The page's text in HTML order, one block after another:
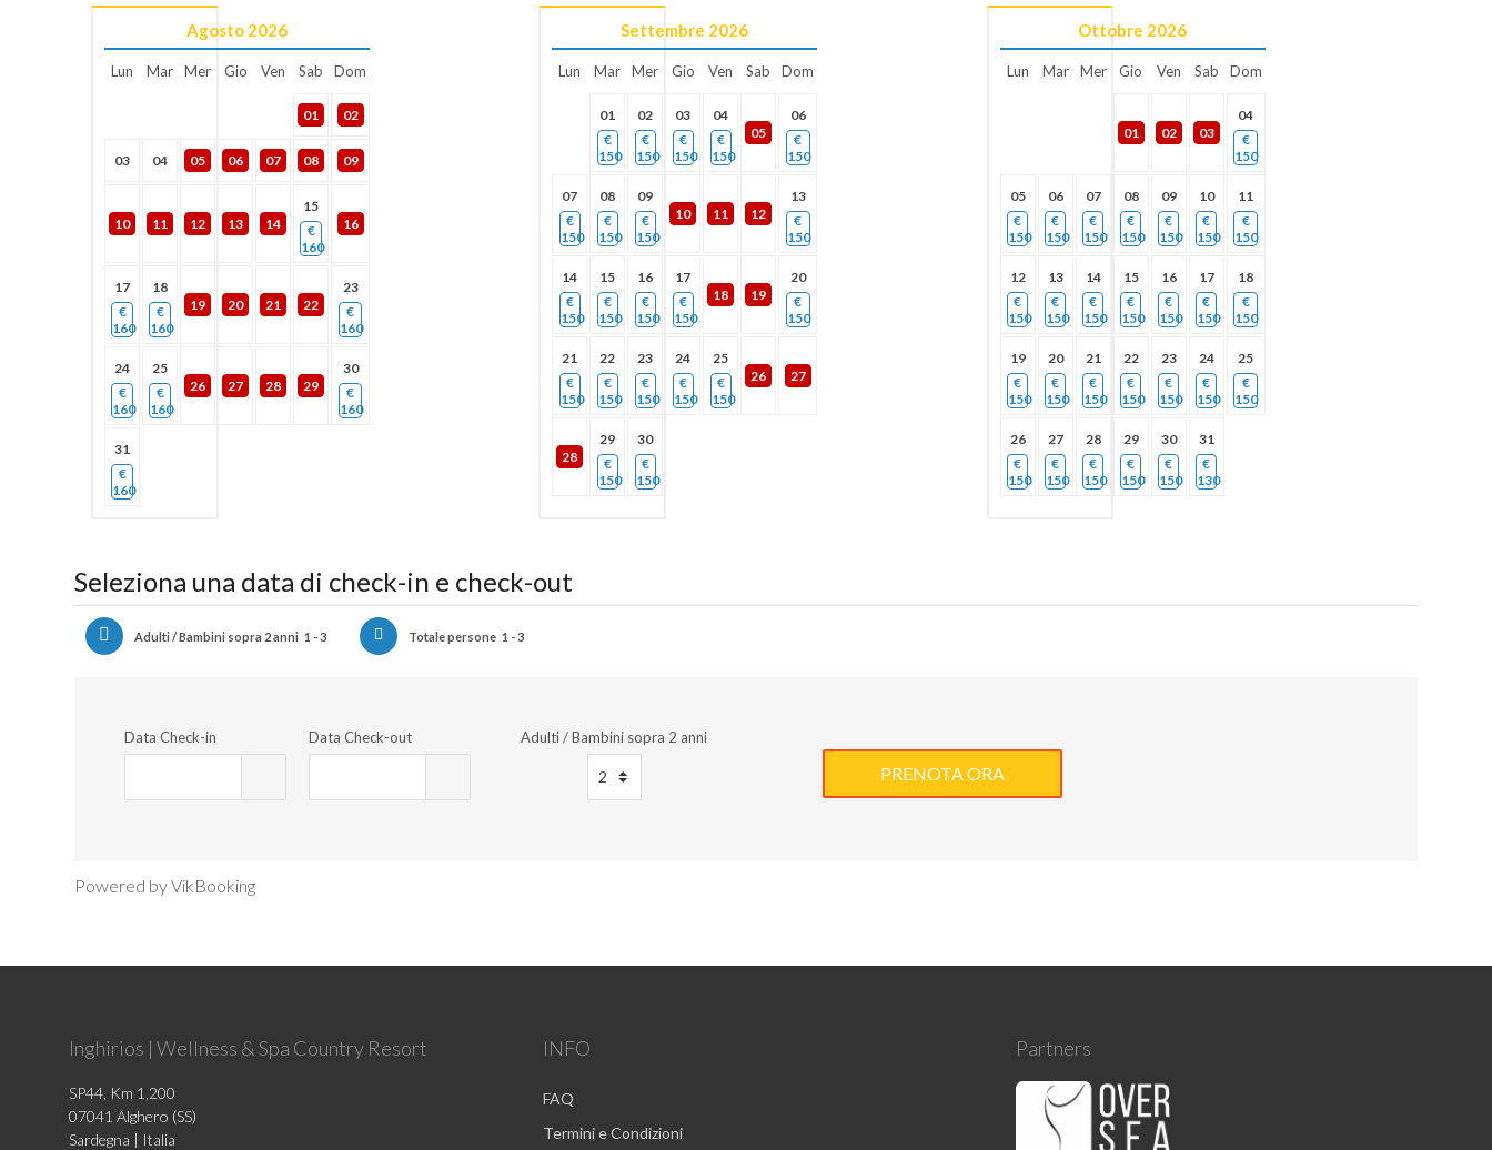
Agosto 2026
Lun Mar Mer Gio Ven Sab Dom
01 02
03 04 05 06 07 08 09
10 11 12 13 14
15
€
160
16
17
€
160
18
€
160
19 20 21 22
23
€
160
24
€
160
25
€
160
26 27 28 29
30
€
160
31
€
160
Settembre 2026
Lun Mar Mer Gio Ven Sab Dom
01
€
150
02
€
150
03
€
150
04
€
150
05
06
€
150
07
€
150
08
€
150
09
€
150
10 11 12
13
€
150
14
€
150
15
€
150
16
€
150
17
€
150
18 19
20
€
150
21
€
150
22
€
150
23
€
150
24
€
150
25
€
150
26 27
28
29
€
150
30
€
150
Ottobre 2026
Lun Mar Mer Gio Ven Sab Dom
01 02 03
04
€
150
05
€
150
06
€
150
07
€
150
08
€
150
09
€
150
10
€
150
11
€
150
12
€
150
13
€
150
14
€
150
15
€
150
16
€
150
17
€
150
18
€
150
19
€
150
20
€
150
21
€
150
22
€
150
23
€
150
24
€
150
25
€
150
26
€
150
27
€
150
28
€
150
29
€
150
30
€
150
31
€
130
Seleziona una data di check-in e check-out
Adulti / Bambini sopra 2 anni 1 - 3 Totale persone 1 - 3
Data Check-in Data Check-out Adulti / Bambini sopra 2 anni
Powered by VikBooking
Inghirios | Wellness & Spa Country Resort
SP44, Km 1,200
07041 Alghero (SS)
Sardegna | Italia
INFO
FAQ
Termini e Condizioni
Partners